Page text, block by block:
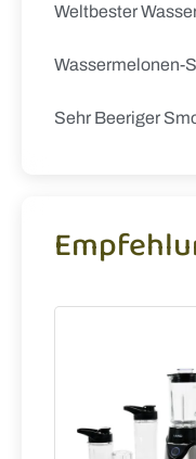
Weltbester
Wassermelonen-
Sehr Beeriger